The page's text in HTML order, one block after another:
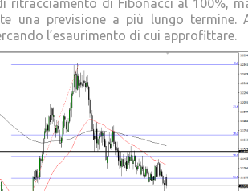
ritracciamento di Fibonacci al 100%,
una previsione a più lungo termine.
l’esaurimento di cui approfittare.